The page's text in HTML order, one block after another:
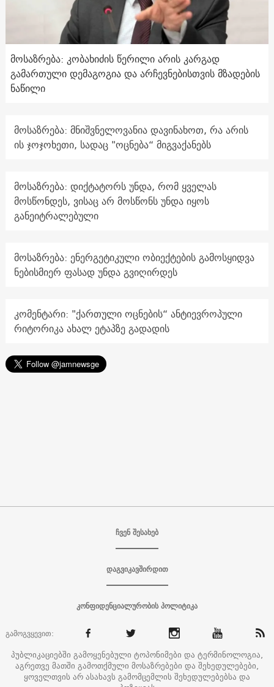
მოსაზრება: კობახიძის წერილი არის კარგად
გამართული დემაგოგია და არჩევნებისთვის მზადების
ნაწილი
მოსაზრება: მნიშვნელოვანია დავინახოთ, რა არის
ის ჯოჯოხეთი, სადაც "ოცნება“ მიგვაქანებს
მოსაზრება: დიქტატორს უნდა, რომ ყველას
მოსწონდეს, ვისაც არ მოსწონს უნდა იყოს
განეიტრალებული
მოსაზრება: ენერგეტიკული ობიექტების გამოსყიდვა
ნებისმიერ ფასად უნდა გვიღირდეს
კომენტარი: "ქართული ოცნების“ ანტიევროპული
რიტორიკა ახალ ეტაპზე გადადის
ჩვენ შესახებ
დაგვიკავშირდით
კონფიდენციალურობის პოლიტიკა
გამოგვყევით:
პუბლიკაციებში გამოყენებული ტოპონიმები და ტერმინოლოგია,
აგრეთვე მათში გამოთქმული მოსაზრებები და შეხედულებები,
ყოველთვის არ ასახავს გამომცემლის შეხედულებებსა და